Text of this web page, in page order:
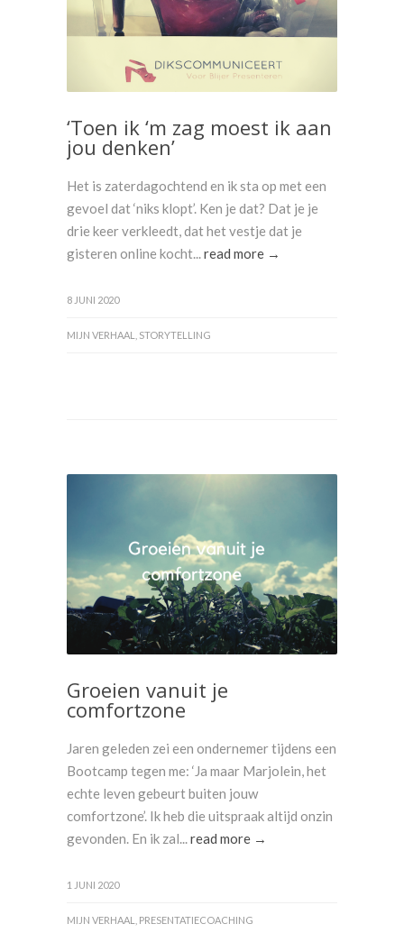
‘Toen ik ‘m zag moest ik aan
jou denken’
Het is zaterdagochtend en ik sta op met een
gevoel dat ‘niks klopt’. Ken je dat? Dat je je
drie keer verkleedt, dat het vestje dat je
gisteren online kocht...read more →
8 JUNI 2020
MIJN VERHAAL STORYTELLING
Groeien vanuit je
comfortzone
Jaren geleden zei een ondernemer tijdens een
Bootcamp tegen me: ‘Ja maar Marjolein, het
echte leven gebeurt buiten jouw
comfortzone’. Ik heb die uitspraak altijd onzin
gevonden. En ik zal...read more →
1 JUNI 2020
MIJN VERHAAL PRESENTATIECOACHING